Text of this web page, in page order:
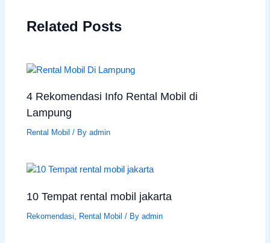
Related Posts
4 Rekomendasi Info Rental Mobil di
Lampung
Rental Mobil / Byadmin
10 Tempat rental mobil jakarta
Rekomendasi Rental Mobil / Byadmin